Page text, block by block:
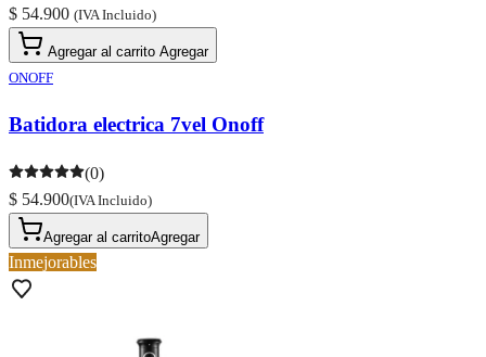
$ 54.900 (IVA Incluido)
Agregar al carrito Agregar
ONOFF
Batidora electrica 7vel Onoff
(0)
$ 54.900(IVA Incluido)
Agregar al carritoAgregar
Inmejorables